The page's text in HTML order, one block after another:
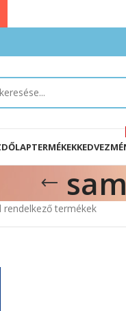
TERMÉKEK
rendelkező termékek